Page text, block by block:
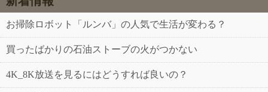
お掃除ロボット「ルンバ」の人気で生活が変わる？
買ったばかりの石油ストーブの火がつかない
4K_8K放送を見るにはどうすれば良いの？